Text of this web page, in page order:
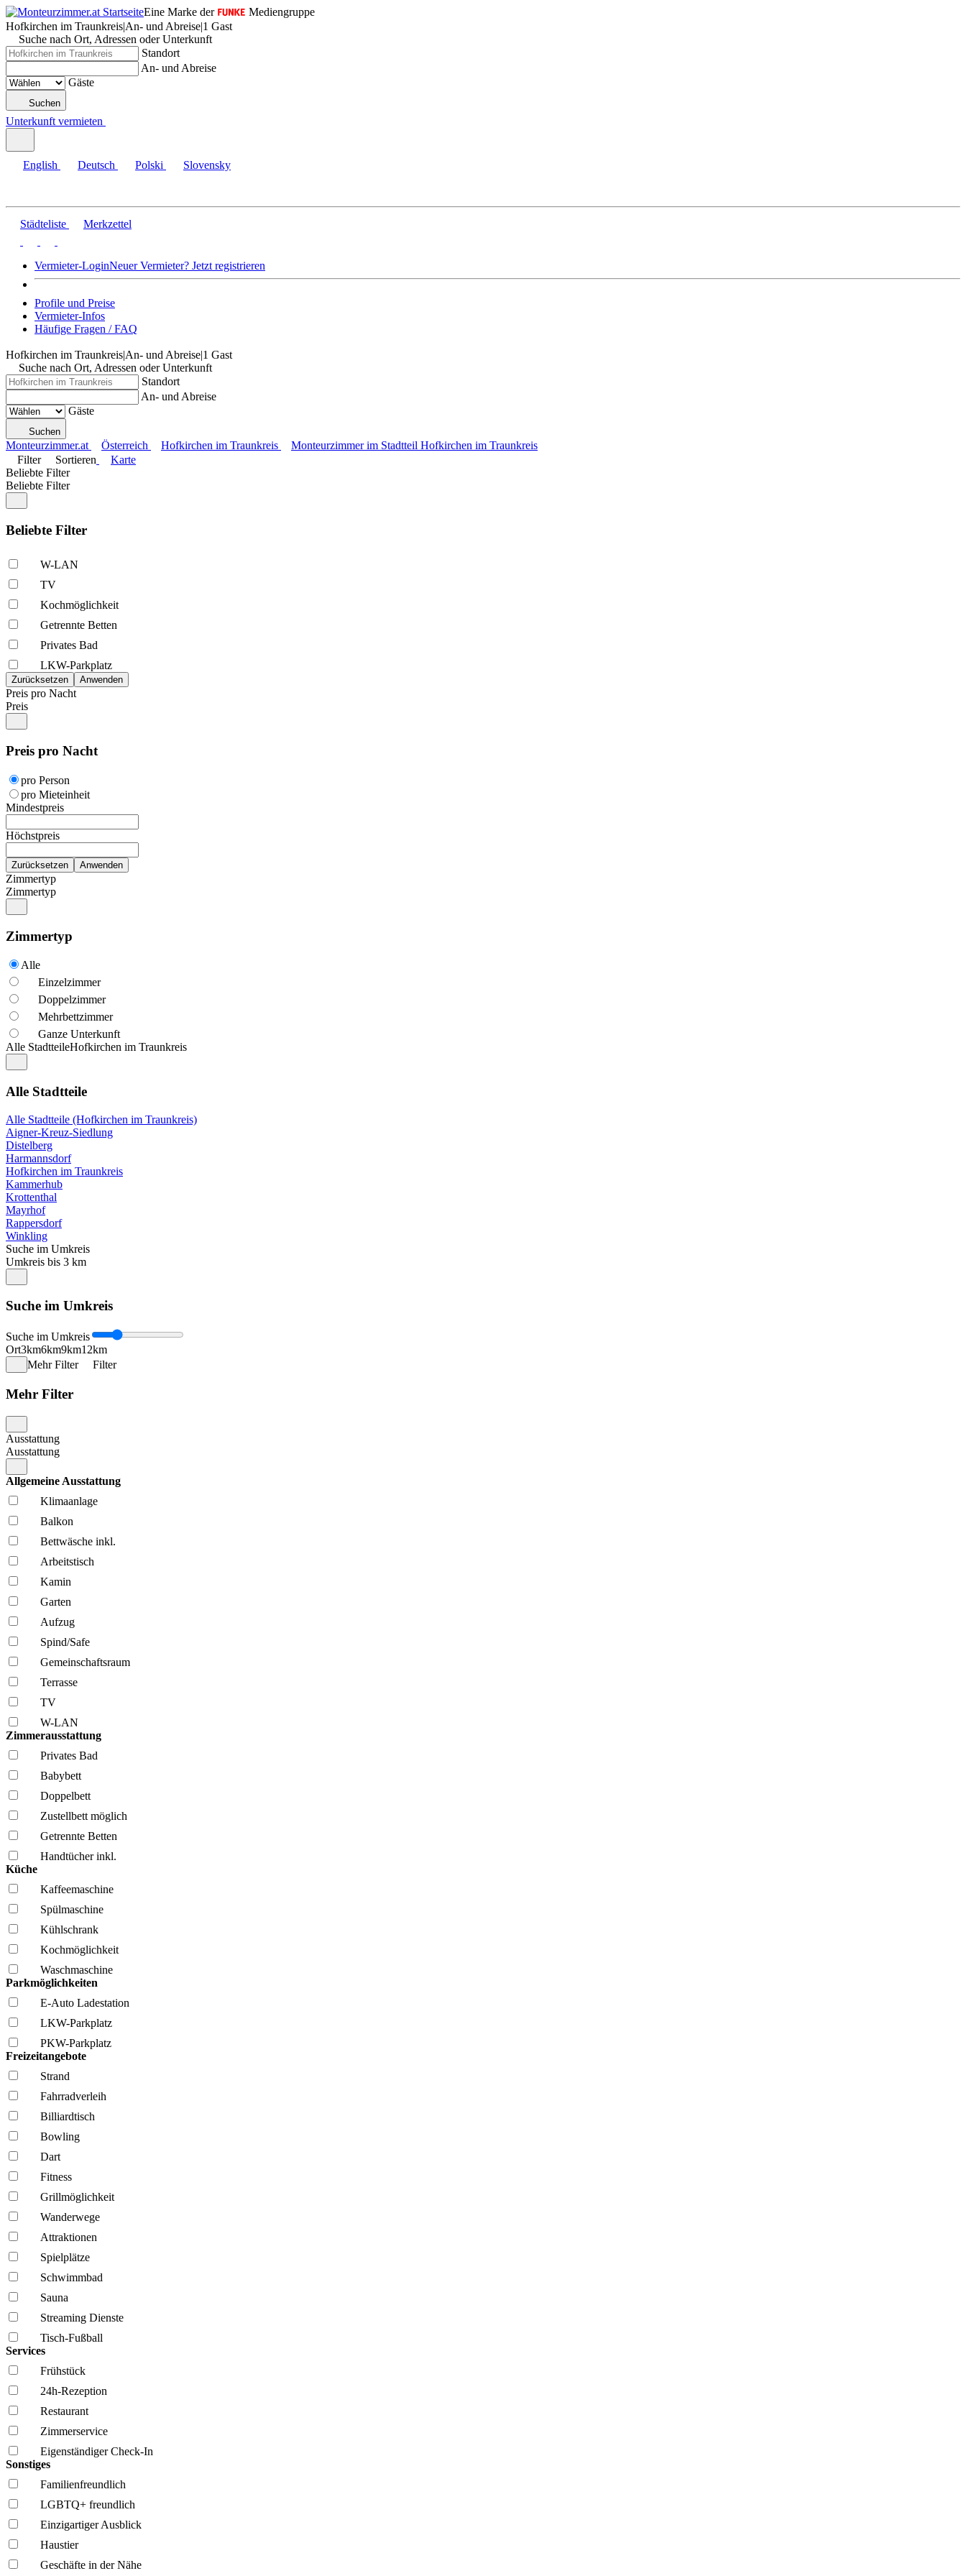
Eine Marke der
Mediengruppe
Hofkirchen im Traunkreis|An- und Abreise|1 Gast
Suche nach Ort, Adressen oder Unterkunft
Standort
An- und Abreise
Gäste
Suchen
Unterkunft vermieten
English Deutsch Polski Slovensky
Städteliste Merkzettel
Vermieter-LoginNeuer Vermieter? Jetzt registrieren
Profile und Preise
Vermieter-Infos
Häufige Fragen / FAQ
Hofkirchen im Traunkreis|An- und Abreise|1 Gast
Suche nach Ort, Adressen oder Unterkunft
Standort
An- und Abreise
Gäste
Suchen
Monteurzimmer.at Österreich Hofkirchen im Traunkreis
Monteurzimmer im Stadtteil Hofkirchen im Traunkreis
Filter
Sortieren
Karte
Beliebte Filter
Beliebte Filter
Beliebte Filter
W-LAN
TV
Kochmöglich­keit
Getrennte Betten
Privates Bad
LKW-Parkplatz
Preis pro Nacht
Preis
Preis pro Nacht
pro Person
pro Mieteinheit
Mindestpreis
Höchstpreis
Zimmertyp
Zimmertyp
Zimmertyp
Alle
Einzelzimmer
Doppelzimmer
Mehrbettzimmer
Ganze Unterkunft
Alle StadtteileHofkirchen im Traunkreis
Alle Stadtteile
Alle Stadtteile (Hofkirchen im Traunkreis)
Aigner-Kreuz-Siedlung
Distelberg
Harmannsdorf
Hofkirchen im Traunkreis
Kammerhub
Krottenthal
Mayrhof
Rappersdorf
Winkling
Suche im Umkreis
Umkreis bis 3 km
Suche im Umkreis
Suche im Umkreis
Ort3km6km9km12km
Mehr Filter
Filter
Mehr Filter
Ausstattung
Ausstattung
Allgemeine Ausstattung
Klima­anlage
Balkon
Bettwäsche inkl.
Arbeitstisch
Kamin
Garten
Aufzug
Spind/Safe
Gemeinschafts­raum
Terrasse
TV
W-LAN
Zimmerausstattung
Privates Bad
Babybett
Doppelbett
Zustellbett möglich
Getrennte Betten
Handtücher inkl.
Küche
Kaffee­maschine
Spül­maschine
Kühl­schrank
Kochmöglich­keit
Wasch­maschine
Parkmöglichkeiten
E-Auto Ladestation
LKW-Parkplatz
PKW-Parkplatz
Freizeitangebote
Strand
Fahrrad­verleih
Billiardtisch
Bowling
Dart
Fitness
Grillmöglich­keit
Wanderwege
Attraktionen
Spielplätze
Schwimmbad
Sauna
Streaming Dienste
Tisch-Fußball
Services
Frühstück
24h-Rezeption
Restaurant
Zimmerservice
Eigenständiger Check-In
Sonstiges
Familien­freundlich
LGBTQ+ freundlich
Einzigartiger Ausblick
Haustier
Geschäfte in der Nähe